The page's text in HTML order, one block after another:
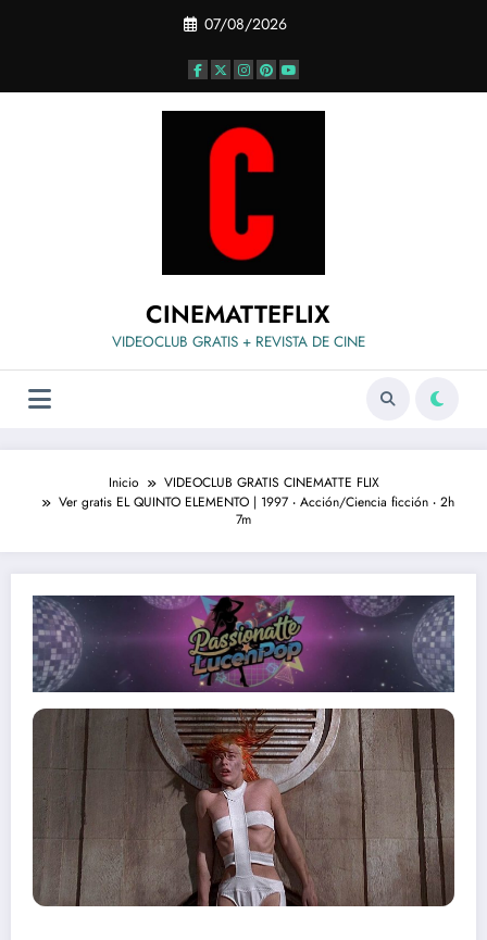
07/08/2026
CINEMATTEFLIX
VIDEOCLUB GRATIS + REVISTA DE CINE
Inicio
VIDEOCLUB GRATIS CINEMATTE FLIX
Ver gratis EL QUINTO ELEMENTO | 1997 ‧ Acción/Ciencia ficción ‧ 2h
7m